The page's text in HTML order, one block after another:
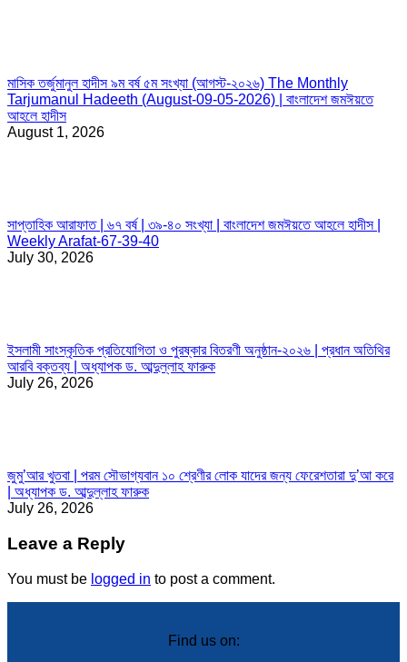
মাসিক তর্জুমানুল হাদীস ৯ম বর্ষ ৫ম সংখ্যা (আগস্ট-২০২৬) The Monthly
Tarjumanul Hadeeth (August-09-05-2026) | বাংলাদেশ জমঈয়তে
আহলে হাদীস
August 1, 2026
সাপ্তাহিক আরাফাত | ৬৭ বর্ষ | ৩৯-৪০ সংখ্যা | বাংলাদেশ জমঈয়তে আহলে হাদীস |
Weekly Arafat-67-39-40
July 30, 2026
ইসলামী সাংস্কৃতিক প্রতিযোগিতা ও পুরষ্কার বিতরণী অনুষ্ঠান-২০২৬ | প্রধান অতিথির
আরবি বক্তব্য | অধ্যাপক ড. আব্দুল্লাহ ফারুক
July 26, 2026
জুমু’আর খুতবা | পরম সৌভাগ্যবান ১০ শ্রেণীর লোক যাদের জন্য ফেরেশতারা দু’আ করে
| অধ্যাপক ড. আব্দুল্লাহ ফারুক
July 26, 2026
Leave a Reply
You must be logged in to post a comment.
Find us on: